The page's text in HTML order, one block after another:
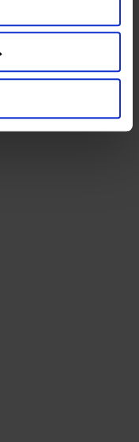
in the footer of
device and each
retention terms
information see
）